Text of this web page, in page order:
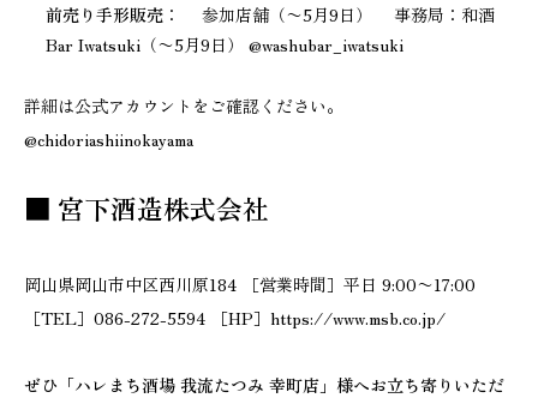
前売り手形販売 ： 参加店舗（〜5月9日） 事務局：和酒
Bar Iwatsuki（〜5月9日） @washubar_iwatsuki
詳細は公式アカウントをご確認ください。
@chidoriashiinokayama
■ 宮下酒造株式会社
岡山県岡山市中区西川原184 ［営業時間］平日 9:00〜17:00
［TEL］086-272-5594 ［HP］https://www.msb.co.jp/
ぜひ「ハレまち酒場 我流たつみ 幸町店」様へお立ち寄りいただ